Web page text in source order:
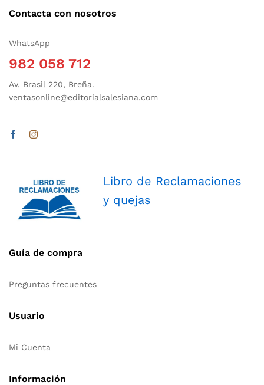
Contacta con nosotros
WhatsApp
982 058 712
Av. Brasil 220, Breña.
ventasonline@editorialsalesiana.com
Libro de Reclamaciones
y quejas
Guía de compra
Preguntas frecuentes
Usuario
Mi Cuenta
Información